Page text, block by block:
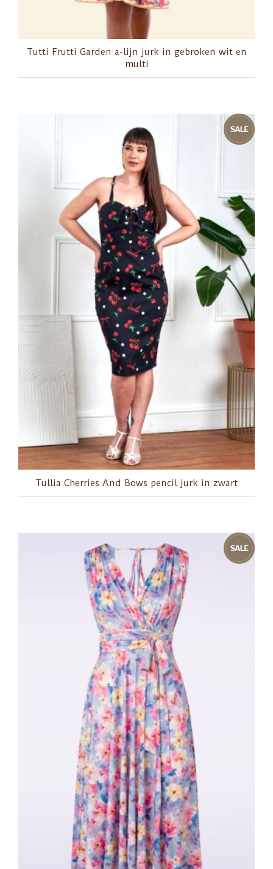
Tutti Frutti Garden a-lijn jurk in gebroken wit en
multi
Tullia Cherries And Bows pencil jurk in zwart